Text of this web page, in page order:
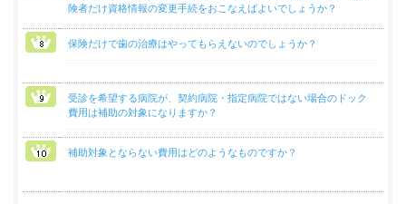
険者だけ資格情報の変更手続をおこなえばよいでしょうか？
保険だけで歯の治療はやってもらえないのでしょうか？
受診を希望する病院が、契約病院・指定病院ではない場合のドック
費用は補助の対象になりますか？
補助対象とならない費用はどのようなものですか？